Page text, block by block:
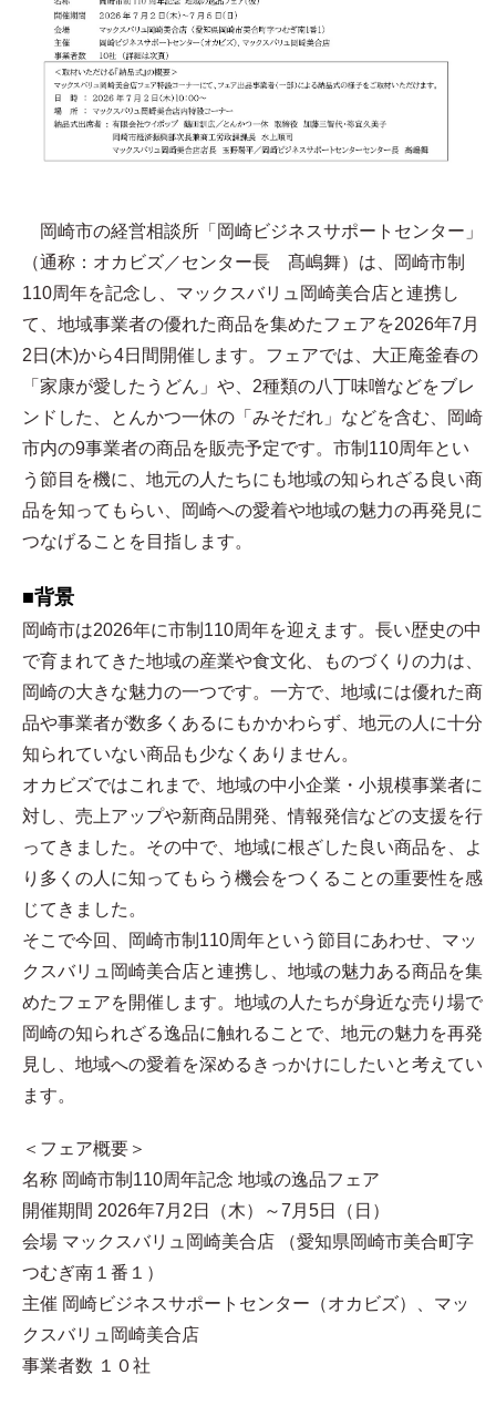
岡崎市の経営相談所「岡崎ビジネスサポートセンター」
（通称：オカビズ／センター長 髙嶋舞）は、岡崎市制
110周年を記念し、マックスバリュ岡崎美合店と連携し
て、地域事業者の優れた商品を集めたフェアを2026年7月
2日(木)から4日間開催します。フェアでは、大正庵釜春の
「家康が愛したうどん」や、2種類の八丁味噌などをブレ
ンドした、とんかつ一休の「みそだれ」などを含む、岡崎
市内の9事業者の商品を販売予定です。市制110周年とい
う節目を機に、地元の人たちにも地域の知られざる良い商
品を知ってもらい、岡崎への愛着や地域の魅力の再発見に
つなげることを目指します。
■背景
岡崎市は2026年に市制110周年を迎えます。長い歴史の中
で育まれてきた地域の産業や食文化、ものづくりの力は、
岡崎の大きな魅力の一つです。一方で、地域には優れた商
品や事業者が数多くあるにもかかわらず、地元の人に十分
知られていない商品も少なくありません。
オカビズではこれまで、地域の中小企業・小規模事業者に
対し、売上アップや新商品開発、情報発信などの支援を行
ってきました。その中で、地域に根ざした良い商品を、よ
り多くの人に知ってもらう機会をつくることの重要性を感
じてきました。
そこで今回、岡崎市制110周年という節目にあわせ、マッ
クスバリュ岡崎美合店と連携し、地域の魅力ある商品を集
めたフェアを開催します。地域の人たちが身近な売り場で
岡崎の知られざる逸品に触れることで、地元の魅力を再発
見し、地域への愛着を深めるきっかけにしたいと考えてい
ます。
＜フェア概要＞
名称 岡崎市制110周年記念 地域の逸品フェア
開催期間 2026年7月2日（木）～7月5日（日）
会場 マックスバリュ岡崎美合店 （愛知県岡崎市美合町字
つむぎ南１番１）
主催 岡崎ビジネスサポートセンター（オカビズ）、マッ
クスバリュ岡崎美合店
事業者数 １０社